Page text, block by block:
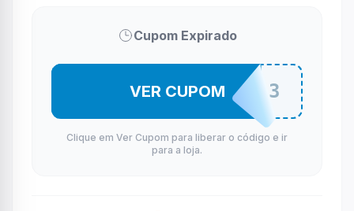
Cupom Expirado
GENA64523
VER CUPOM
Clique em Ver Cupom para liberar o código e ir
para a loja.